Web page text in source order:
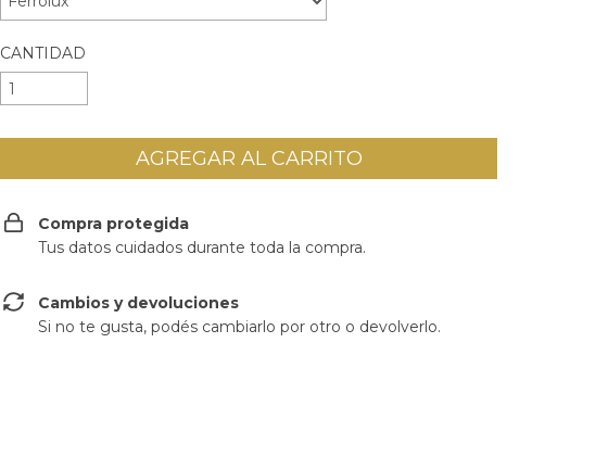
CANTIDAD
Compra protegida
Tus datos cuidados durante toda la compra.
Cambios y devoluciones
Si no te gusta, podés cambiarlo por otro o devolverlo.